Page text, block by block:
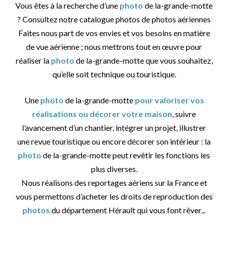
Vous êtes à la recherche d’une photo de la-grande-motte
? Consultez notre catalogue photos de photos aériennes
Faites nous part de vos envies et vos besoins en matière
de vue aérienne ; nous mettrons tout en œuvre pour
réaliser la photo de la-grande-motte que vous souhaitez,
qu’elle soit technique ou touristique.
Une photo de la-grande-motte pour valoriser vos
réalisations ou décorer votre maison, suivre
l’avancement d’un chantier, intégrer un projet, illustrer
une revue touristique ou encore décorer son intérieur : la
photo de la-grande-motte peut revêtir les fonctions les
plus diverses.
Nous réalisons des reportages aériens sur la France et
vous permettons d’acheter les droits de reproduction des
photos du département Hérault qui vous font rêver...